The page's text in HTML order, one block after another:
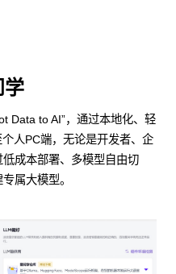
学
Data to AI”，通过本地化、轻
人PC端，无论是开发者、企
成本部署、多模型自由切
属大模型。